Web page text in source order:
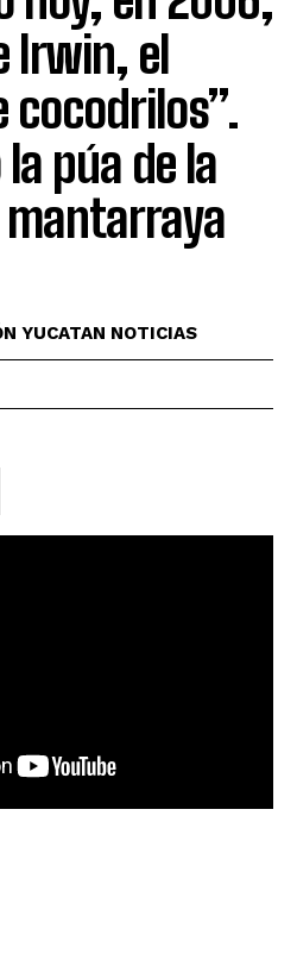
Irwin, el
cocodrilos”.
púa de la
YUCATAN NOTICIAS